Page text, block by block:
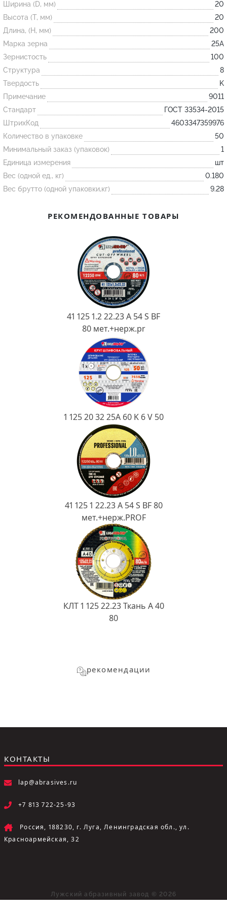
Огнеупорные
изделия
Скачать каталог
Тигель
Муфель
Черпак
Шербер
Трубка
Стержень
Пробка
Подставка
Контакт
Ковш разливочный
Огнеупорная SiC смесь
Ширина (D, мм)
20
Высота (T, мм)
20
Длина, (H, мм)
200
Марка зерна
25А
Зернистость
100
Структура
8
Твердость
K
Примечание
9011
Стандарт
ГОСТ 33534-2015
ШтрихКод
4603347359976
Количество в упаковке
50
Минимальный заказ (упаковок)
1
Единица измерения
шт
Вес (одной ед., кг)
0.180
Вес брутто (одной упаковки,кг)
9.28
РЕКОМЕНДОВАННЫЕ ТОВАРЫ
41 125 1.2 22.23 A 54 S BF
80 мет.+нерж.pr
1 125 20 32 25А 60 K 6 V 50
41 125 1 22.23 A 54 S BF 80
мет.+нерж.PROF
КЛТ 1 125 22.23 Ткань A 40
80
рекомендации
КОНТАКТЫ
lap@abrasives.ru
+7 813 722-25-93
Россия, 188230, г. Луга, Ленинградская обл., ул.
Красноармейская, 32
Лужский абразивный завод © 2026